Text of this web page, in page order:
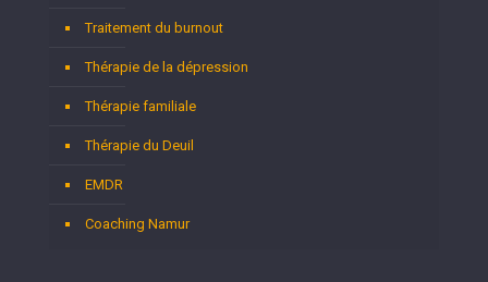
Traitement du burnout
Thérapie de la dépression
Thérapie familiale
Thérapie du Deuil
EMDR
Coaching Namur